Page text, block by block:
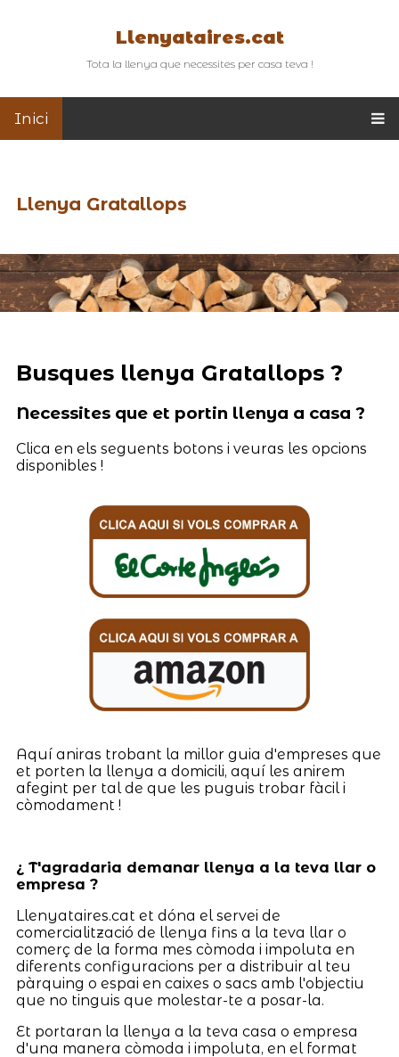
Llenyataires.cat
Tota la llenya que necessites per casa teva !
Inici
Llenya Gratallops
Busques llenya Gratallops ?
Necessites que et portin llenya a casa ?
Clica en els seguents botons i veuras les opcions
disponibles !
Aquí aniras trobant la millor guia d'empreses que
et porten la llenya a domicili, aquí les anirem
afegint per tal de que les puguis trobar fàcil i
còmodament !
¿ T'agradaria demanar llenya a la teva llar o
empresa ?
Llenyataires.cat et dóna el servei de
comercialització de llenya fins a la teva llar o
comerç de la forma mes còmoda i impoluta en
diferents configuracions per a distribuir al teu
pàrquing o espai en caixes o sacs amb l'objectiu
que no tinguis que molestar-te a posar-la.
Et portaran la llenya a la teva casa o empresa
d'una manera còmoda i impoluta, en el format